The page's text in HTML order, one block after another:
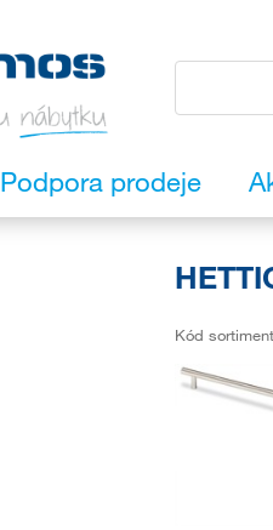
Podpora prodeje
Kód